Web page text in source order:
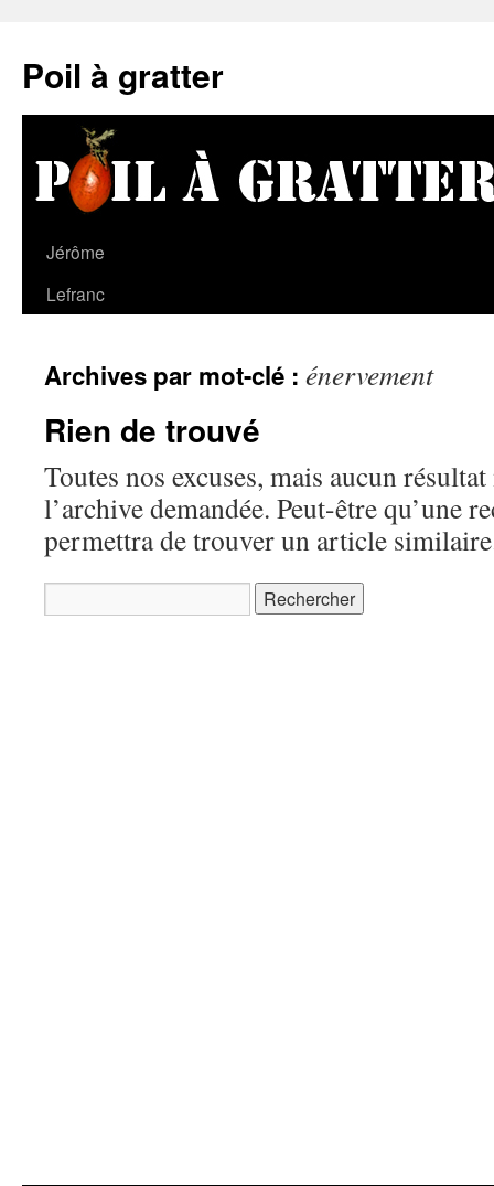
Poil à gratter
Jérôme
Lefranc
Archives par mot-clé : énervement
Rien de trouvé
Toutes nos excuses, mais aucun
l’archive demandée. Peut-être qu’une
permettra de trouver un article